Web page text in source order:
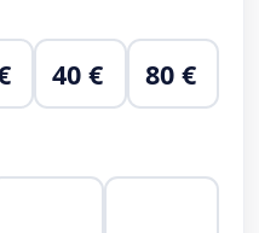
40 € 80 €